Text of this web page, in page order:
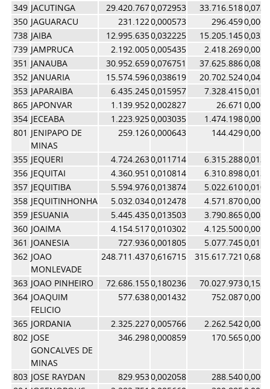
349 JACUTINGA 29.420.7670,072953 33.716.518
350 JAGUARACU 231.1220,000573 296.459
738 JAIBA 12.995.6350,032225 15.205.145
739 JAMPRUCA 2.192.0050,005435 2.418.269
351 JANAUBA 30.952.6590,076751 37.625.886
352 JANUARIA 15.574.5960,038619 20.702.524
353 JAPARAIBA 6.435.2450,015957 7.328.415
865 JAPONVAR 1.139.9520,002827 26.671
354 JECEABA 1.223.9250,003035 1.474.198
801 JENIPAPO DE
MINAS
259.1260,000643 144.429
355 JEQUERI 4.724.2630,011714 6.315.288
356 JEQUITAI 4.360.951 0,010814 6.310.898
357 JEQUITIBA 5.594.9760,013874 5.022.610
358 JEQUITINHONHA 5.032.0340,012478 4.571.870
359 JESUANIA 5.445.4350,013503 3.790.865
360 JOAIMA 4.154.5170,010302 4.125.500
361 JOANESIA 727.9360,001805 5.077.745
362 JOAO
MONLEVADE
248.711.4370,616715 315.617.721
363 JOAO PINHEIRO 72.686.1550,180236 70.027.973
364 JOAQUIM
FELICIO
577.6380,001432 752.087
365 JORDANIA 2.325.2270,005766 2.262.542
802 JOSE
GONCALVES DE
MINAS
346.2980,000859 170.565
803 JOSE RAYDAN 829.9530,002058 288.540